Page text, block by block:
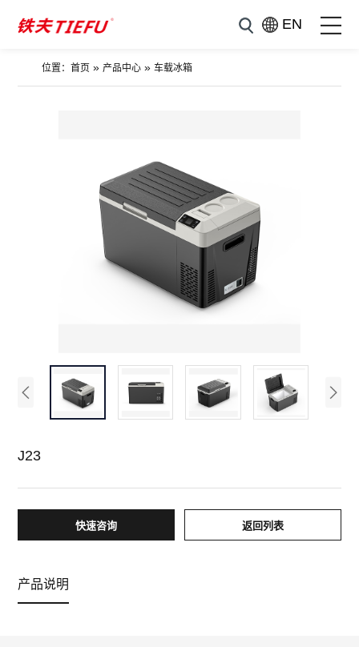
EN
位置：首页 » 产品中心 »车载冰箱
J23
快速咨询 返回列表
产品说明